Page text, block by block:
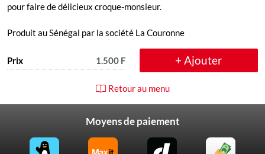
pour faire de délicieux croque-monsieur.
Produit au Sénégal par la société La Couronne
Prix 1.500 F + Ajouter
Retour au menu
Moyens de paiement